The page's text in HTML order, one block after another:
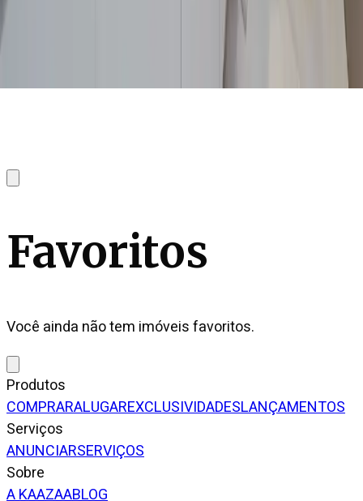
Favoritos
Você ainda não tem imóveis favoritos.
Produtos
COMPRARALUGAREXCLUSIVIDADESLANÇAMENTOS
Serviços
ANUNCIARSERVIÇOS
Sobre
A KAAZAABLOG